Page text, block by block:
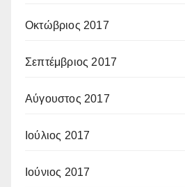
Οκτώβριος 2017
Σεπτέμβριος 2017
Αύγουστος 2017
Ιούλιος 2017
Ιούνιος 2017